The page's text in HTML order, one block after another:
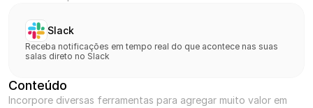
Slack
Receba notificações em tempo real do que acontece nas suas
salas direto no Slack
Conteúdo
Incorpore diversas ferramentas para agregar muito valor em